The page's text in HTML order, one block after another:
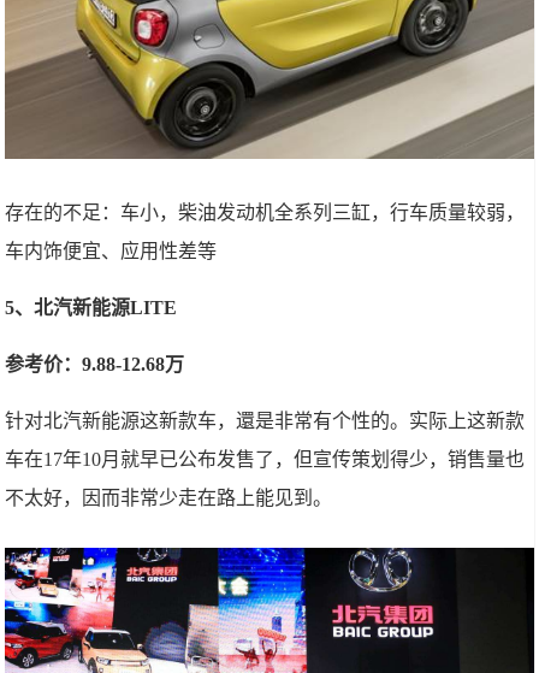
存在的不足：车小，柴油发动机全系列三缸，行车质量较弱，
车内饰便宜、应用性差等
5、北汽新能源LITE
参考价：9.88-12.68万
针对北汽新能源这新款车，還是非常有个性的。实际上这新款
车在17年10月就早已公布发售了，但宣传策划得少，销售量也
不太好，因而非常少走在路上能见到。